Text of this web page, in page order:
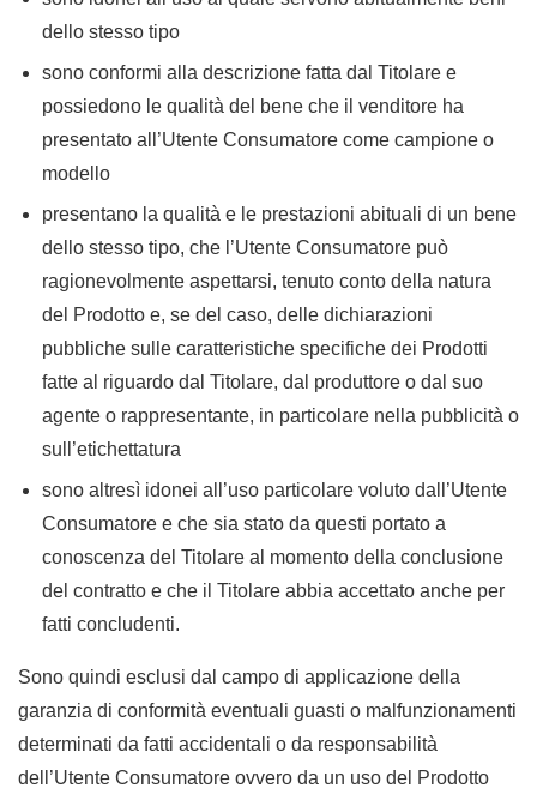
dello stesso tipo
sono conformi alla descrizione fatta dal Titolare e
possiedono le qualità del bene che il venditore ha
presentato all’Utente Consumatore come campione o
modello
presentano la qualità e le prestazioni abituali di un bene
dello stesso tipo, che l’Utente Consumatore può
ragionevolmente aspettarsi, tenuto conto della natura
del Prodotto e, se del caso, delle dichiarazioni
pubbliche sulle caratteristiche specifiche dei Prodotti
fatte al riguardo dal Titolare, dal produttore o dal suo
agente o rappresentante, in particolare nella pubblicità o
sull’etichettatura
sono altresì idonei all’uso particolare voluto dall’Utente
Consumatore e che sia stato da questi portato a
conoscenza del Titolare al momento della conclusione
del contratto e che il Titolare abbia accettato anche per
fatti concludenti.
Sono quindi esclusi dal campo di applicazione della
garanzia di conformità eventuali guasti o malfunzionamenti
determinati da fatti accidentali o da responsabilità
dell’Utente Consumatore ovvero da un uso del Prodotto